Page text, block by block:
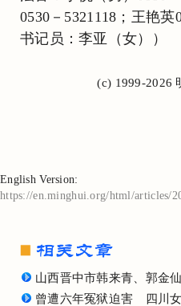
0530－5321118；王艳英
书记员：李亚（女））
(c) 1999-2026
English Version:
https://en.minghui.org/html/articles/
山西晋中市韩来青、郭金
曾遭六年冤狱迫害 四川